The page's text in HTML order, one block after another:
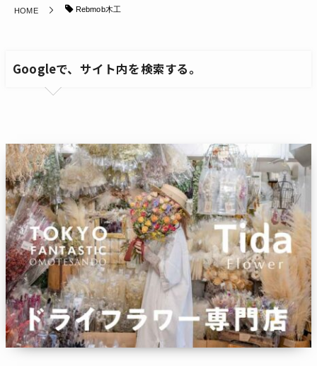
HOME Rebmob木工
Googleで、サイト内を検索する。